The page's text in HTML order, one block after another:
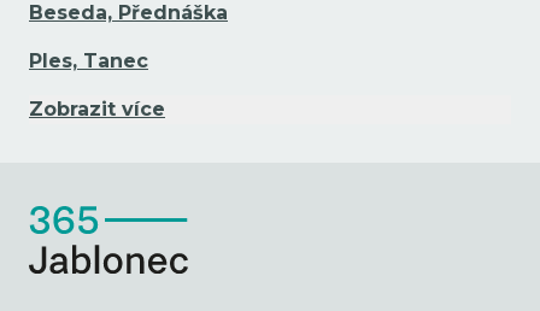
Beseda, Přednáška
Ples, Tanec
Zobrazit více